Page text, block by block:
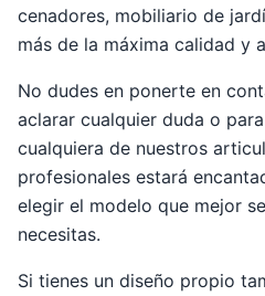
cenadores, mobiliario de
más de la máxima calidad y
No dudes en ponerte en
aclarar cualquier duda o
cualquiera de nuestros
profesionales estará
elegir el modelo que mejor
necesitas.
Si tienes un diseño propio